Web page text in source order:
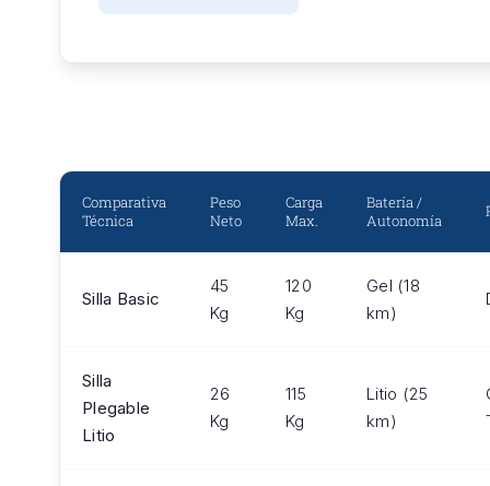
Comparativa
Técnica
Peso
Neto
Carga
Max.
Batería /
Autonomía
Silla Basic
45
Kg
120
Kg
Gel (18
km)
Silla
Plegable
Litio
26
Kg
115
Kg
Litio (25
km)